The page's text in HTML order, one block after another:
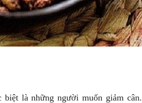
là những người muốn giảm cân.